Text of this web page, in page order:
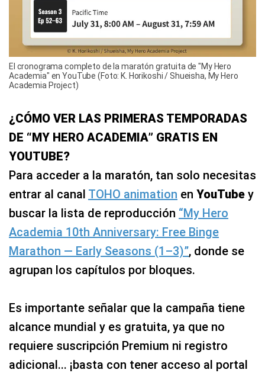
El cronograma completo de la maratón gratuita de "My Hero
Academia" en YouTube (Foto: K. Horikoshi / Shueisha, My Hero
Academia Project)
¿CÓMO VER LAS PRIMERAS TEMPORADAS
DE “MY HERO ACADEMIA” GRATIS EN
YOUTUBE?
Para acceder a la maratón, tan solo necesitas
entrar al canal TOHO animation en YouTube y
buscar la lista de reproducción “My Hero
Academia 10th Anniversary: Free Binge
Marathon — Early Seasons (1–3)”, donde se
agrupan los capítulos por bloques.
Es importante señalar que la campaña tiene
alcance mundial y es gratuita, ya que no
requiere suscripción Premium ni registro
adicional... ¡basta con tener acceso al portal